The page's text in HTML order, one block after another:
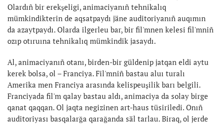
Olardıñ bir erekşeligi, animaciyanıñ tehnikalıq
mümkindikterin de aqsatpaydı jäne auditoriyanıñ auqımın
da azaytpaydı. Olarda ilgerleu bar, bir fil'mnen kelesi fil'mniñ
ozıp otıruına tehnikalıq mümkindik jasaydı.
Al, animaciyanıñ otanı, birden-bir güldenip jatqan eldi aytu
kerek bolsa, ol – Franciya. Fil'mniñ bastau aluı turalı
Amerika men Franciya arasında kelispeuşilik barı belgili.
Franciyada fil'm qalay bastau aldı, animaciya da solay birge
qanat qaqqan. Ol jaqta negizinen art-haus tüsiriledi. Onıñ
auditoriyası basqalarğa qarağanda säl tarlau. Biraq, ol jerde